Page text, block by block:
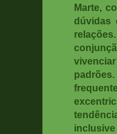
Marte,
dúvidas